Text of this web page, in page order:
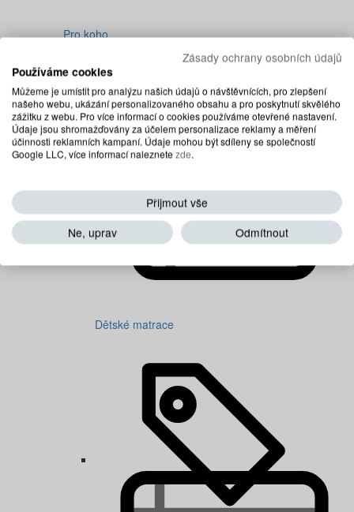
Pro koho
Dětské matrace
Zásady ochrany osobních údajů
Používáme cookies
Můžeme je umístit pro analýzu našich údajů o návštěvnících, pro zlepšení
našeho webu, ukázání personalizovaného obsahu a pro poskytnutí skvělého
zážitku z webu. Pro více informací o cookies používáme otevřené nastavení.
Údaje jsou shromažďovány za účelem personalizace reklamy a měření
účinnosti reklamních kampaní. Údaje mohou být sdíleny se společností
Google LLC, více informací naleznetezde.
Přijmout vše
Ne, uprav
Odmítnout